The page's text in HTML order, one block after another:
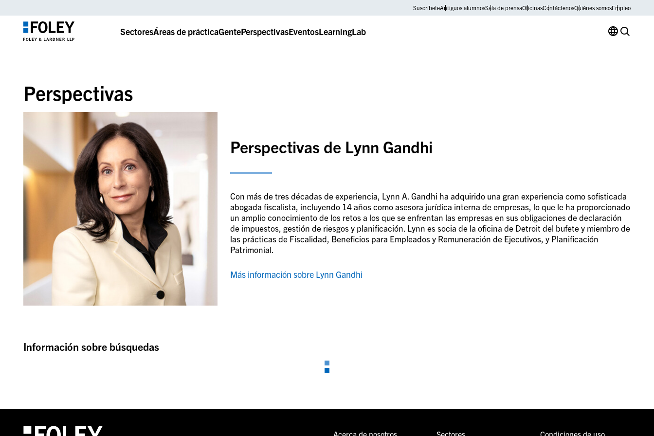
SuscríbeteAntiguos alumnosSala de prensaOficinasContáctenosQuiénes somosEmpleo
SectoresÁreas de prácticaGentePerspectivasEventosLearningLab
Perspectivas
Perspectivas de Lynn Gandhi
Con más de tres décadas de experiencia, Lynn A. Gandhi ha adquirido una gran experiencia como sofisticada
abogada fiscalista, incluyendo 14 años como asesora jurídica interna de empresas, lo que le ha proporcionado
un amplio conocimiento de los retos a los que se enfrentan las empresas en sus obligaciones de declaración
de impuestos, gestión de riesgos y planificación. Lynn es socia de la oficina de Detroit del bufete y miembro de
las prácticas de Fiscalidad, Beneficios para Empleados y Remuneración de Ejecutivos, y Planificación
Patrimonial.
Más información sobre Lynn Gandhi
Información sobre búsquedas